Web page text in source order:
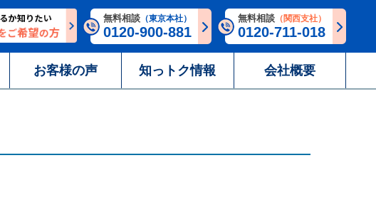
無料相談 （東京本社）
0120-900-881
無料相談 （関西支社）
0120-711-018
お客様の声 知っトク情報 会社概要